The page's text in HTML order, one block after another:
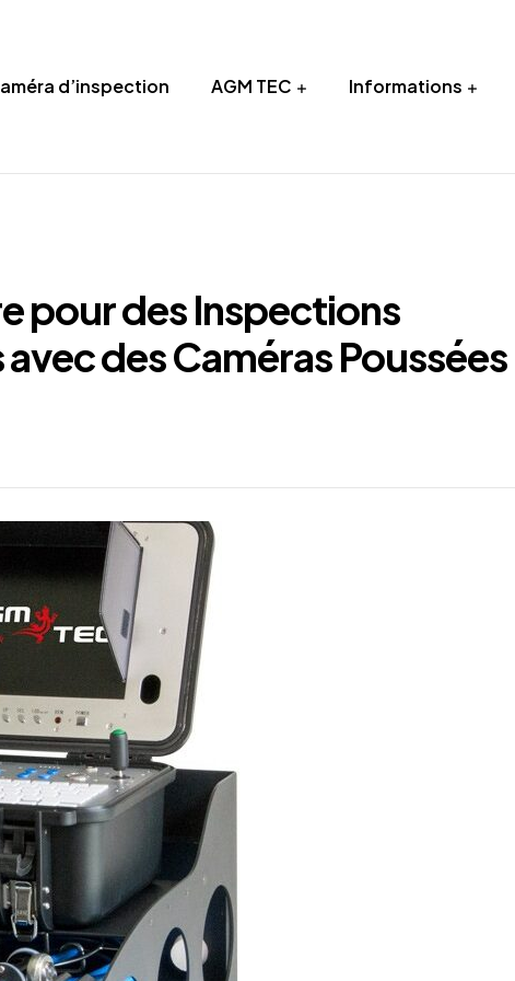
d’inspection AGM TEC Informations
pour des Inspections
des Caméras Poussées